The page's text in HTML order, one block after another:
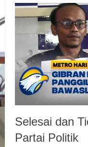
Selesai dan
Partai Politik